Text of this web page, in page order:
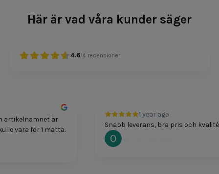
Här är vad våra kunder säger
4.614 recensioner
artikelnamnet är
vara för 1 matta.
1 year ago
Snabb leverans, bra pris och
Oscar Svensson